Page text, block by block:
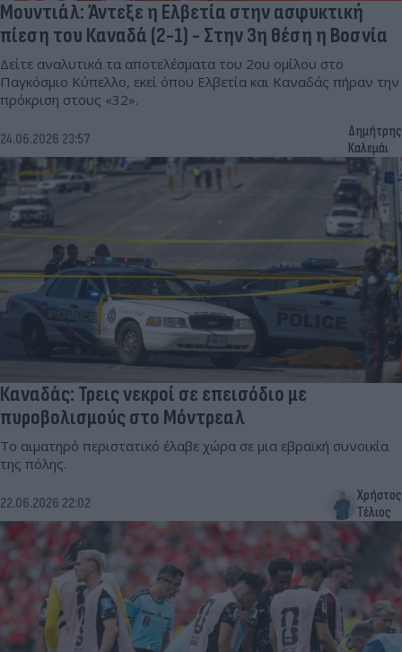
Μουντιάλ: Άντεξε η Ελβετία στην ασφυκτική
πίεση του Καναδά (2-1) - Στην 3η θέση η Βοσνία
Δείτε αναλυτικά τα αποτελέσματα του 2ου ομίλου στο
Παγκόσμιο Κύπελλο, εκεί όπου Ελβετία και Καναδάς πήραν την
πρόκριση στους «32».
24.06.2026 23:57
Δημήτρης
Καλεμάι
Καναδάς: Τρεις νεκροί σε επεισόδιο με
πυροβολισμούς στο Μόντρεαλ
Το αιματηρό περιστατικό έλαβε χώρα σε μια εβραϊκή συνοικία
της πόλης.
22.06.2026 22:02
Χρήστος
Τέλιος